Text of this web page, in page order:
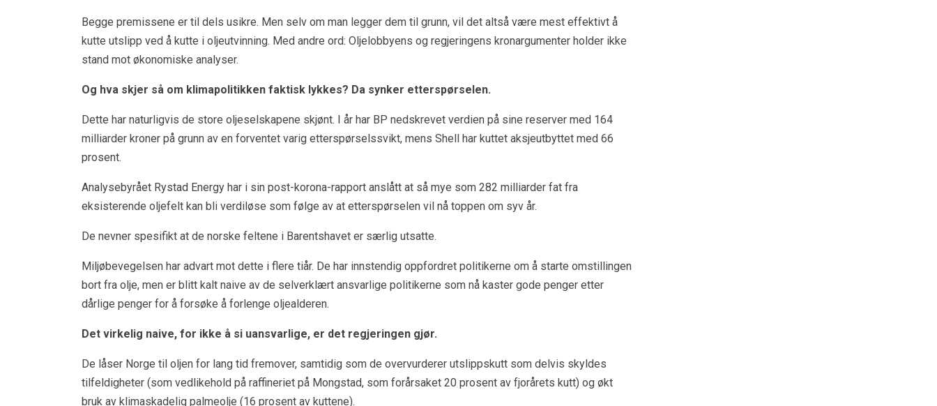
Begge premissene er til dels usikre. Men selv om man legger dem til grunn, vil det altså være mest effektivt å
kutte utslipp ved å kutte i oljeutvinning. Med andre ord: Oljelobbyens og regjeringens kronargumenter holder ikke
stand mot økonomiske analyser.
Og hva skjer så om klimapolitikken faktisk lykkes? Da synker etterspørselen.
Dette har naturligvis de store oljeselskapene skjønt. I år har BP nedskrevet verdien på sine reserver med 164
milliarder kroner på grunn av en forventet varig etterspørselssvikt, mens Shell har kuttet aksjeutbyttet med 66
prosent.
Analysebyrået Rystad Energy har i sin post-korona-rapport anslått at så mye som 282 milliarder fat fra
eksisterende oljefelt kan bli verdiløse som følge av at etterspørselen vil nå toppen om syv år.
De nevner spesifikt at de norske feltene i Barentshavet er særlig utsatte.
Miljøbevegelsen har advart mot dette i flere tiår. De har innstendig oppfordret politikerne om å starte omstillingen
bort fra olje, men er blitt kalt naive av de selverklært ansvarlige politikerne som nå kaster gode penger etter
dårlige penger for å forsøke å forlenge oljealderen.
Det virkelig naive, for ikke å si uansvarlige, er det regjeringen gjør.
De låser Norge til oljen for lang tid fremover, samtidig som de overvurderer utslippskutt som delvis skyldes
tilfeldigheter (som vedlikehold på raffineriet på Mongstad, som forårsaket 20 prosent av fjorårets kutt) og økt
bruk av klimaskadelig palmeolje (16 prosent av kuttene).